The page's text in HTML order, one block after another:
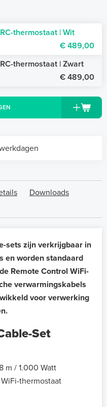
thermostaat | Wit
€ 489,00
thermostaat | Zwart
€ 489,00
Downloads
sets zijn verkrijgbaar in
en worden standaard
Remote Control WiFi-
verwarmingskabels
voor verwerking
Set
m / 1.000 Watt
thermostaat